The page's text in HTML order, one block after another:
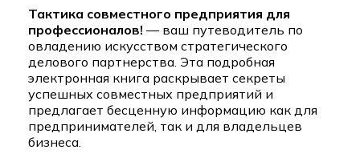
Тактика совместного предприятия для
профессионалов! — ваш путеводитель по
овладению искусством стратегического
делового партнерства. Эта подробная
электронная книга раскрывает секреты
успешных совместных предприятий и
предлагает бесценную информацию как для
предпринимателей, так и для владельцев
бизнеса.